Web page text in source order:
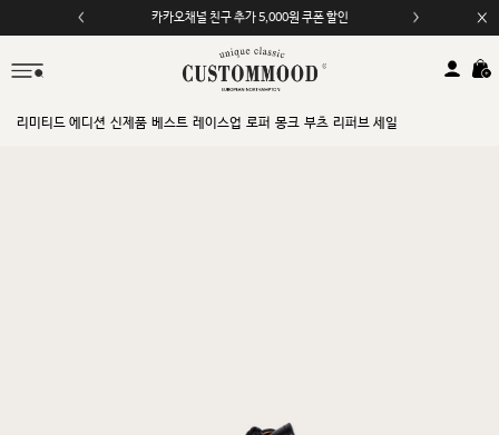
카카오채널 친구 추가 5,000원 쿠폰 할인
모바일 앱 자동 2,000원 할인
리미티드 에디션 신제품 베스트 레이스업 로퍼 몽크 부츠 리퍼브 세일